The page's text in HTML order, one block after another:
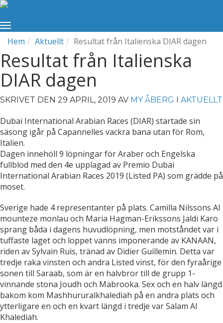
Hem Aktuellt Resultat från Italienska DIAR dagen
Resultat från Italienska
DIAR dagen
SKRIVET DEN 29 APRIL, 2019 AV MY ÅBERG I AKTUELLT
Dubai International Arabian Races (DIAR) startade sin
säsong igår på Capannelles vackra bana utan för Rom,
Italien.
Dagen innehöll 9 löpningar för Araber och Engelska
fullblod med den 4e upplagad av Premio Dubai
International Arabian Races 2019 (Listed PA) som grädde på
moset.
Sverige hade 4 representanter på plats. Camilla Nilssons Al
mounteze monlau och Maria Hagman-Erikssons Jaldi Karo
sprang båda i dagens huvudlöpning, men motståndet var i
tuffaste laget och loppet vanns imponerande av KANAAN,
riden av Sylvain Ruis, tränad av Didier Guillemin. Detta var
tredje raka vinsten och andra Listed vinst, för den fyraårige
sonen till Saraab, som är en halvbror till de grupp 1-
vinnande stona Joudh och Mabrooka. Sex och en halv längd
bakom kom Mashhururalkhalediah på en andra plats och
ytterligare en och en kvart längd i tredje var Salam Al
Khalediah.